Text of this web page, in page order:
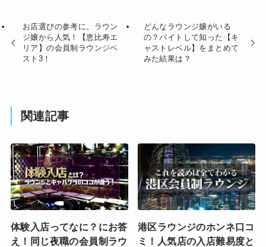
お店選びの参考に。ラウン
ジ嬢から人気！【恵比寿エ
リア】の会員制ラウンジベ
スト3！
どんなラウンジ嬢がいる
の？バイトして知った【キ
ャストレベル】をまとめて
みた結果は？
関連記事
体験入店ってなに？にお答
え！同じ夜職の会員制ラウ
港区ラウンジのホンネ口コ
ミ！人気店の入店難易度と